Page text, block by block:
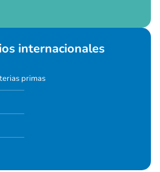
internacionales
primas